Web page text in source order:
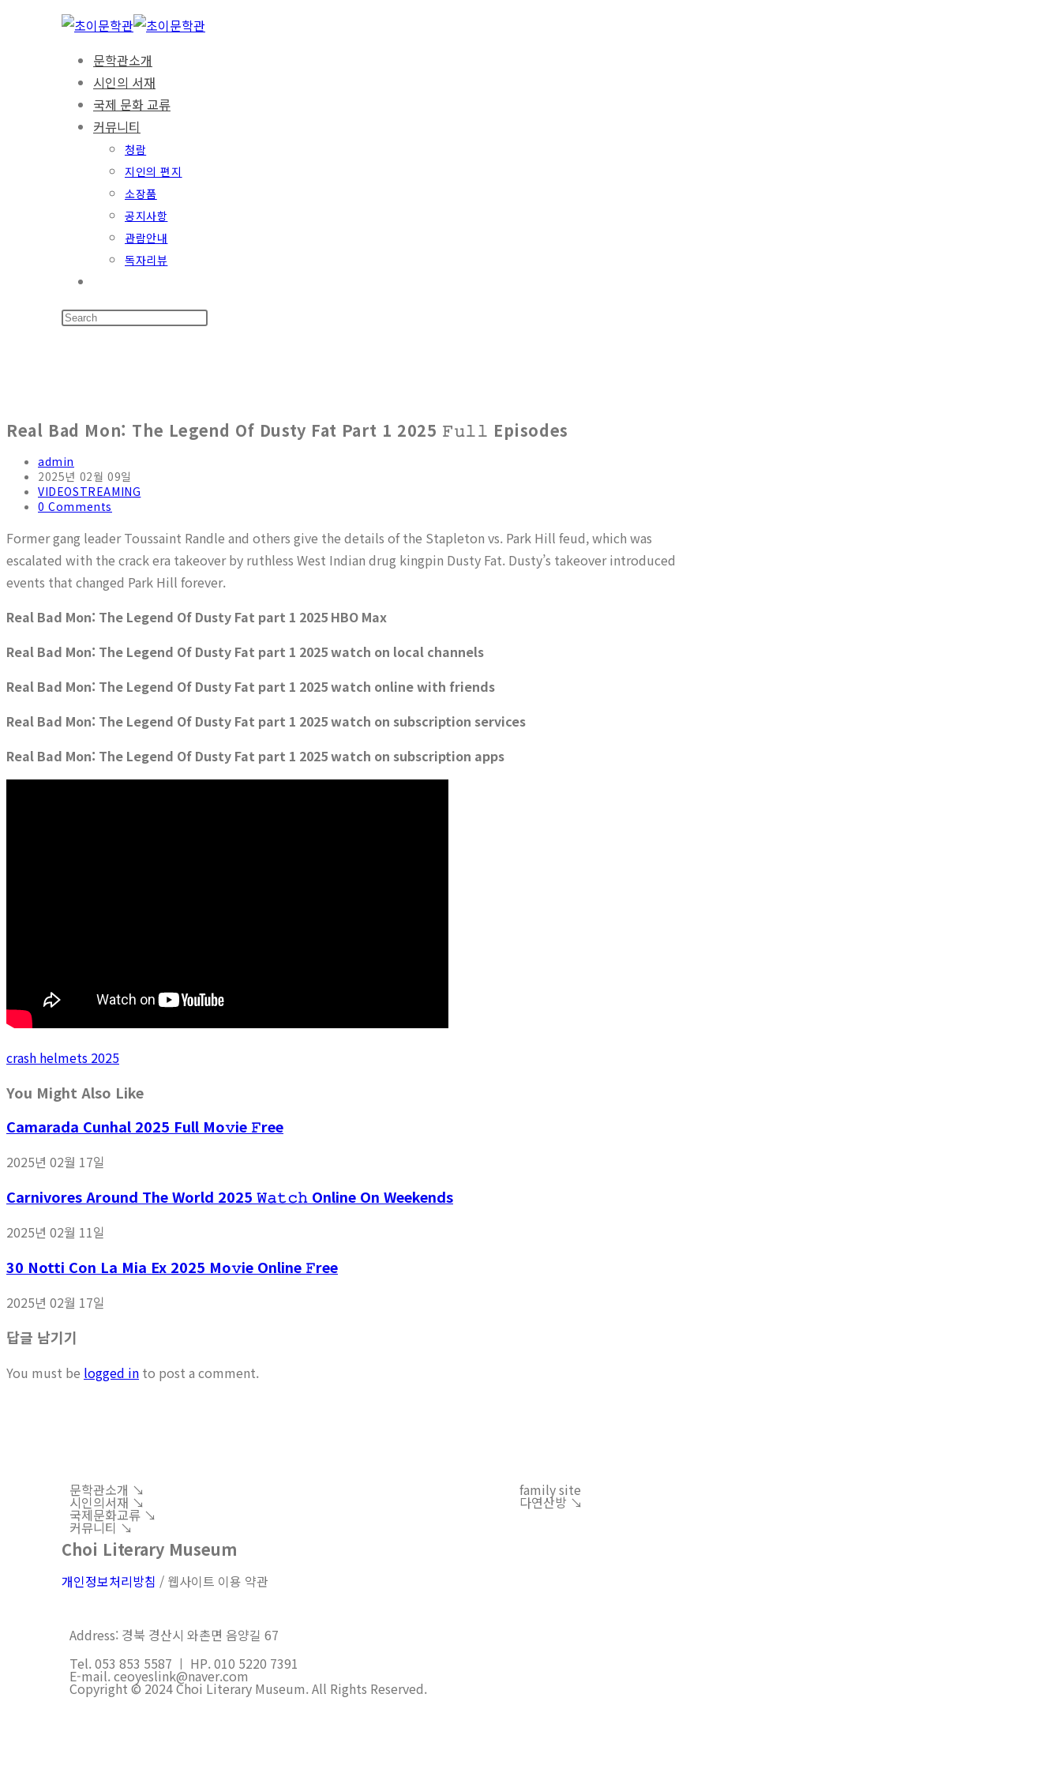
문학관소개
시인의 서재
국제 문화 교류
커뮤니티
청람
지인의 편지
소장품
공지사항
관람안내
독자리뷰
Real Bad Mon: The Legend Of Dusty Fat Part 1 2025 𝙵𝚞𝚕𝚕 Episodes
admin
2025년 02월 09일
VIDEOSTREAMING
0 Comments
Former gang leader Toussaint Randle and others give the details of the Stapleton vs. Park Hill feud, which was
escalated with the crack era takeover by ruthless West Indian drug kingpin Dusty Fat. Dusty’s takeover introduced
events that changed Park Hill forever.
Real Bad Mon: The Legend Of Dusty Fat part 1 2025 HBO Max
Real Bad Mon: The Legend Of Dusty Fat part 1 2025 watch on local channels
Real Bad Mon: The Legend Of Dusty Fat part 1 2025 watch online with friends
Real Bad Mon: The Legend Of Dusty Fat part 1 2025 watch on subscription services
Real Bad Mon: The Legend Of Dusty Fat part 1 2025 watch on subscription apps
crash helmets 2025
You Might Also Like
Camarada Cunhal 2025 Full Mo𝚟ie 𝙵ree
2025년 02월 17일
Carnivores Around The World 2025 𝚆𝚊𝚝𝚌𝚑 Online On Weekends
2025년 02월 11일
30 Notti Con La Mia Ex 2025 Mo𝚟ie Online 𝙵ree
2025년 02월 17일
답글 남기기
You must be logged in to post a comment.
문학관소개 ↘︎
시인의서재 ↘︎
국제문화교류 ↘︎
커뮤니티 ↘︎
family site
다연산방 ↘︎
Choi Literary Museum
개인정보처리방침 / 웹사이트 이용 약관
Address: 경북 경산시 와촌면 음양길 67
Tel. 053 853 5587 ㅣ HP. 010 5220 7391
E-mail. ceoyeslink@naver.com
Copyright © 2024 Choi Literary Museum. All Rights Reserved.